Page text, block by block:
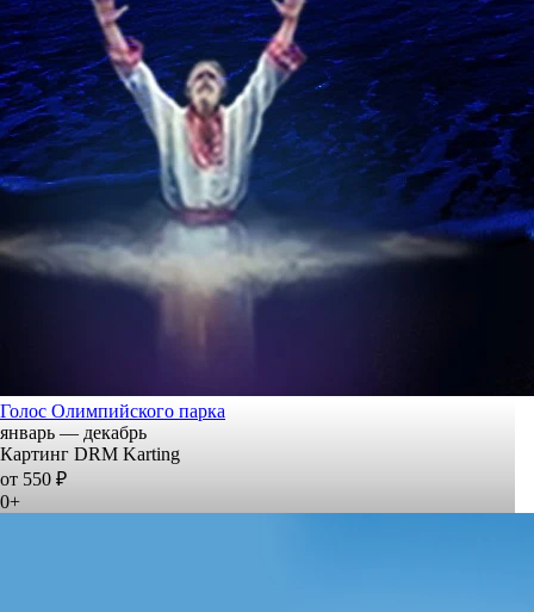
Голос Олимпийского парка
январь — декабрь
Картинг DRM Karting
от 550 ₽
0+